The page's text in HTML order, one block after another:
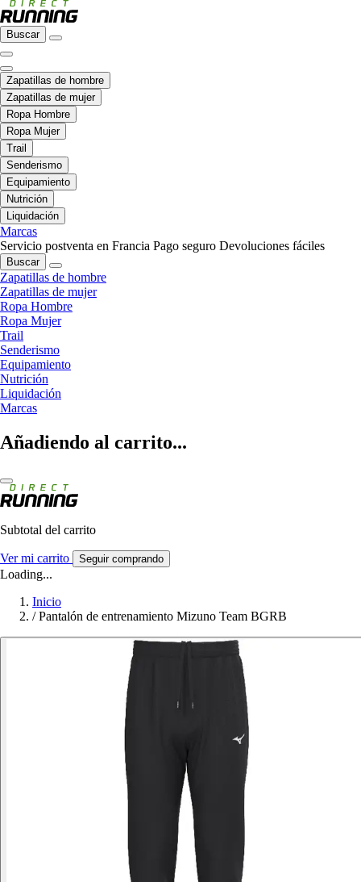
Buscar
Zapatillas de hombre
Zapatillas de mujer
Ropa Hombre
Ropa Mujer
Trail
Senderismo
Equipamiento
Nutrición
Liquidación
Marcas
Servicio postventa en Francia Pago seguro Devoluciones fáciles
Buscar
Zapatillas de hombre
Zapatillas de mujer
Ropa Hombre
Ropa Mujer
Trail
Senderismo
Equipamiento
Nutrición
Liquidación
Marcas
Añadiendo al carrito...
Subtotal del carrito
Ver mi carrito Seguir comprando
Loading...
Inicio
/ Pantalón de entrenamiento Mizuno Team BGRB